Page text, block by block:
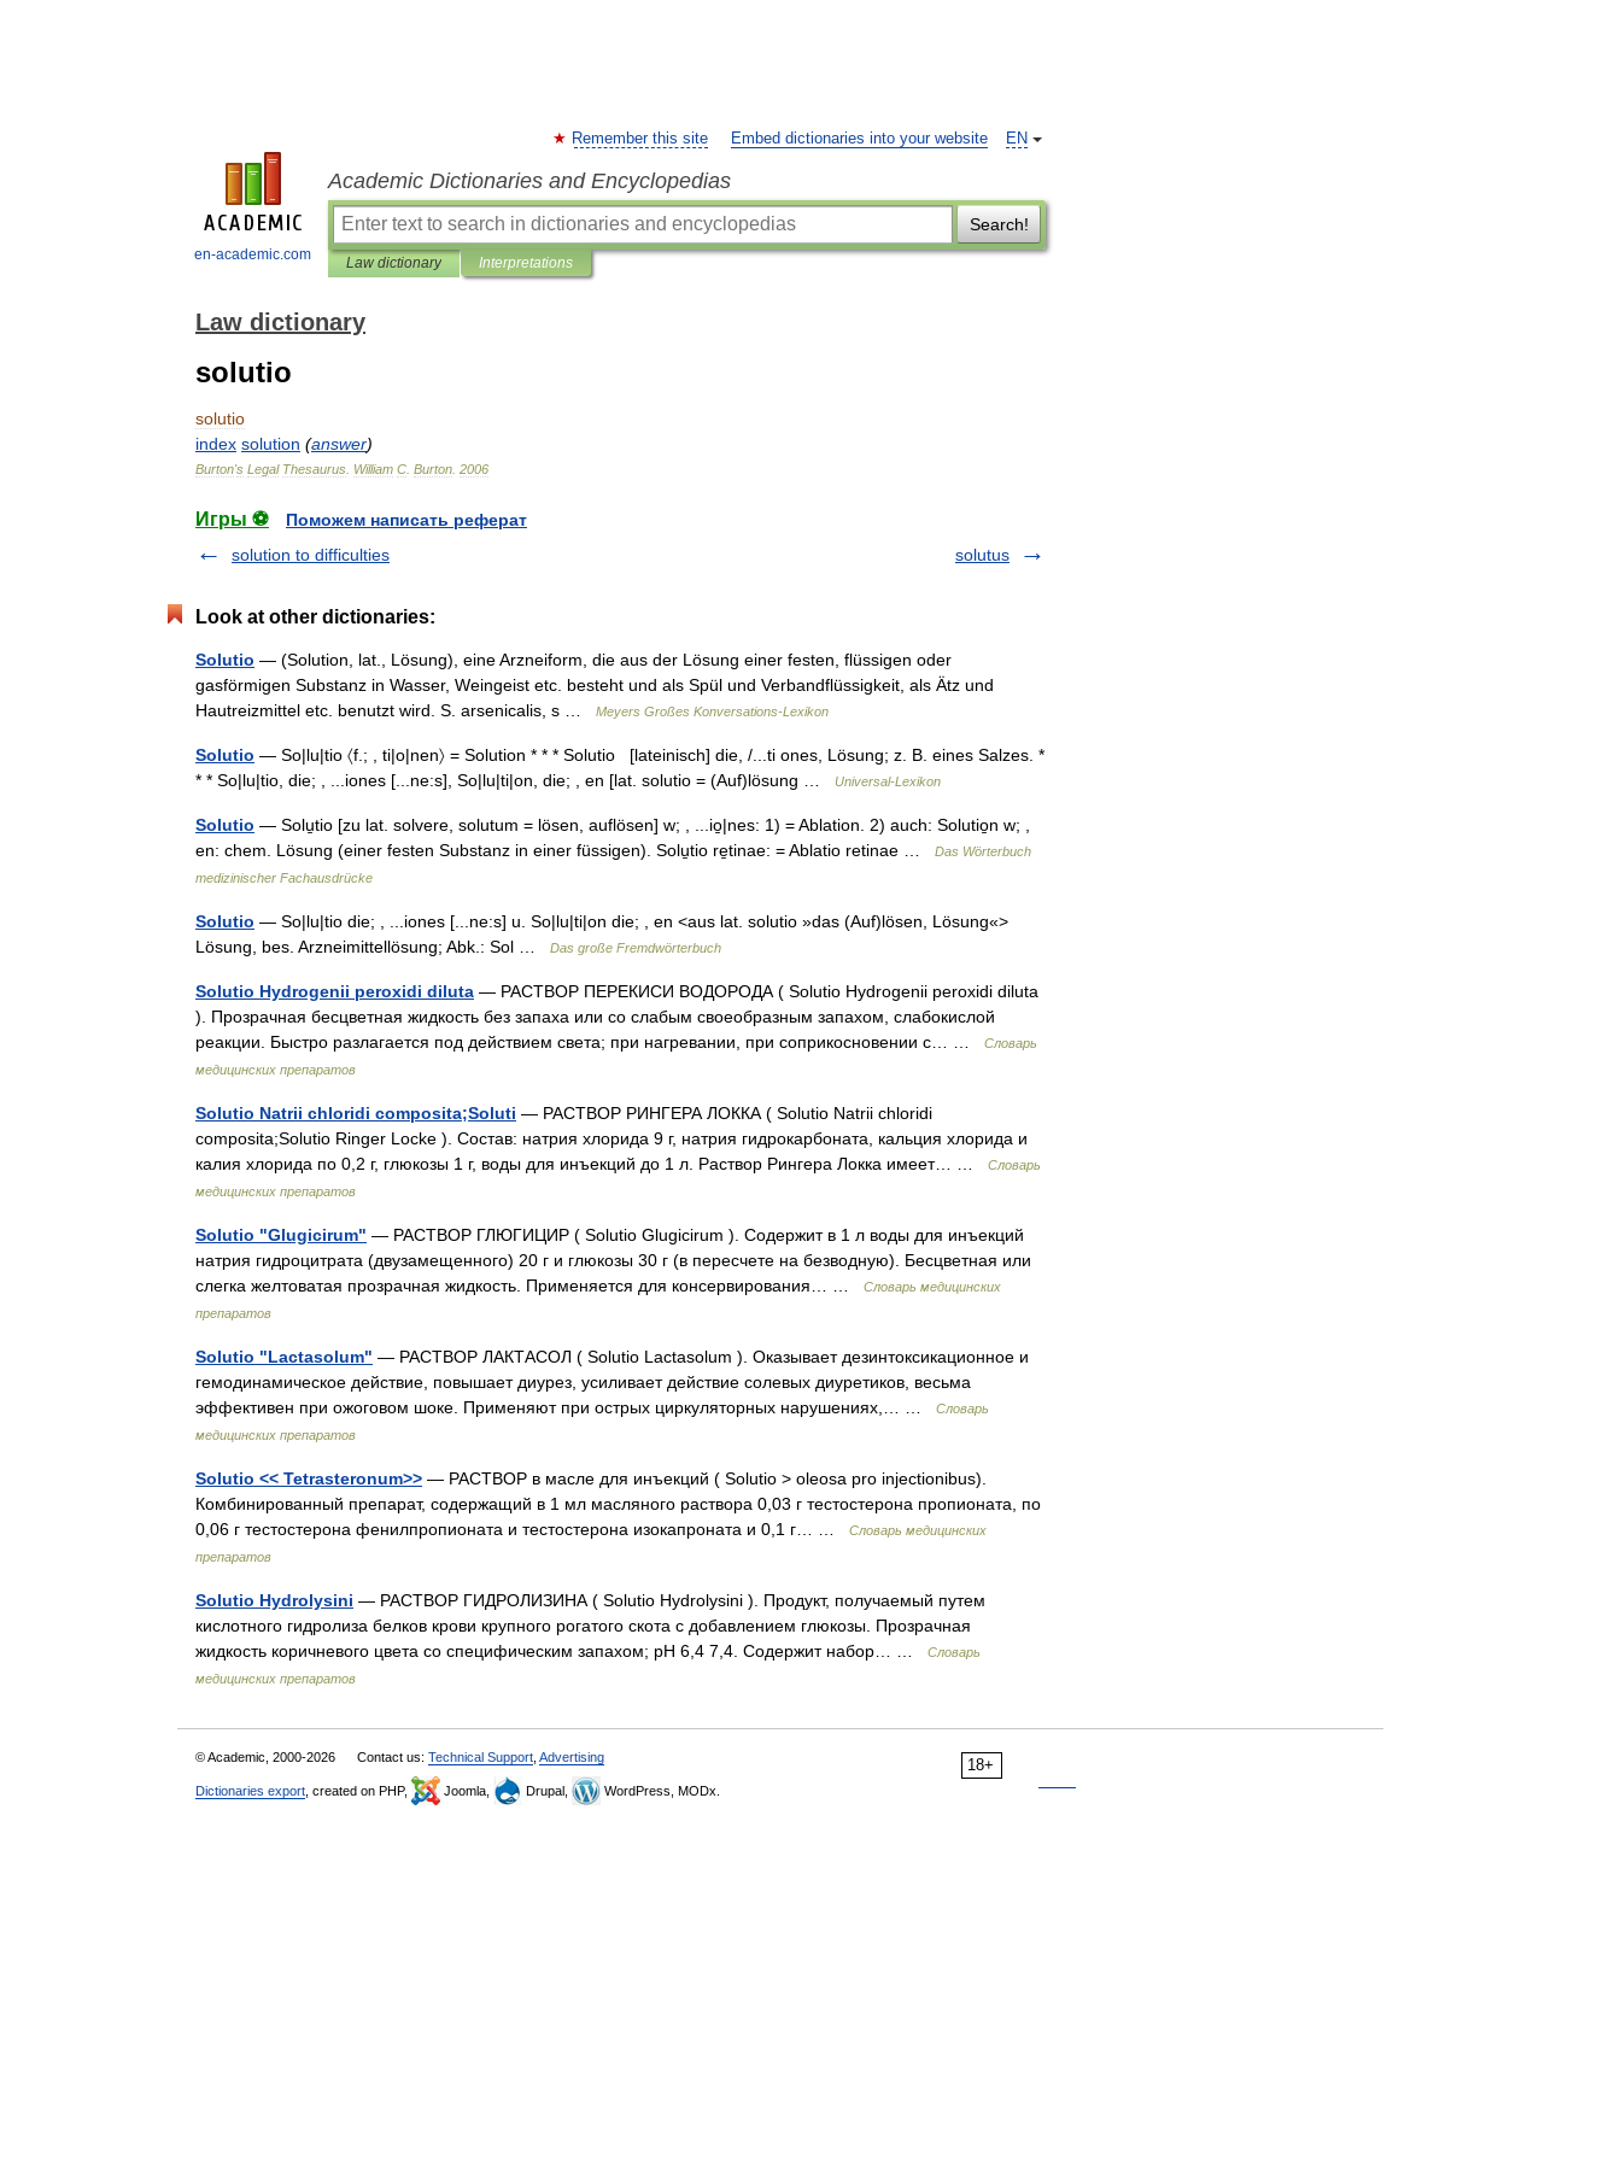
en-academic.com
EN
Remember this site Embed dictionaries into your website
Academic Dictionaries and Encyclopedias
Search!
Law dictionary Interpretations
Law dictionary
solutio
solutio
index solution (answer)
Burton's Legal Thesaurus William C Burton 2006
Игры ⚽
Поможем написать реферат
solution to difficulties
solutus
Look at other dictionaries:
Solutio — (Solution, lat., Lösung), eine Arzneiform, die aus der Lösung einer festen, flüssigen oder
gasförmigen Substanz in Wasser, Weingeist etc. besteht und als Spül und Verbandflüssigkeit, als Ätz und
Hautreizmittel etc. benutzt wird. S. arsenicalis, s …
Meyers Großes Konversations-Lexikon
Solutio — So|lu|tio 〈f.; , ti|o|nen〉 = Solution * * * Solutio [lateinisch] die, /...ti ones, Lösung; z. B. eines Salzes. *
* * So|lu|tio, die; , ...iones [...ne:s], So|lu|ti|on, die; , en [lat. solutio = (Auf)lösung …
Universal-Lexikon
Solutio — Solu̱tio [zu lat. solvere, solutum = lösen, auflösen] w; , ...io̱|nes: 1) = Ablation. 2) auch: Solutio̱n w; ,
en: chem. Lösung (einer festen Substanz in einer füssigen). Solu̱tio re̱tinae: = Ablatio retinae …
Das Wörterbuch
medizinischer Fachausdrücke
Solutio — So|lu|tio die; , ...iones [...ne:s] u. So|lu|ti|on die; , en <aus lat. solutio »das (Auf)lösen, Lösung«>
Lösung, bes. Arzneimittellösung; Abk.: Sol …
Das große Fremdwörterbuch
Solutio Hydrogenii peroxidi diluta — РАСТВОР ПЕРЕКИСИ ВОДОРОДА ( Solutio Нуdrogenii реroxidi diluta
). Прозрачная бесцветная жидкость без запаха или со слабым своеобразным запахом, слабокислой
реакции. Быстро разлагается под действием света; при нагревании, при соприкосновении с… …
Словарь
медицинских препаратов
Solutio Natrii chloridi composita;Soluti — РАСТВОР РИНГЕРА ЛОККА ( Solutio Natrii chloridi
composita;Solutio Ringer Locke ). Состав: натрия хлорида 9 г, натрия гидрокарбоната, кальция хлорида и
калия хлорида по 0,2 г, глюкозы 1 г, воды для инъекций до 1 л. Раствор Рингера Локка имеет… …
Словарь
медицинских препаратов
Solutio "Glugicirum" — РАСТВОР ГЛЮГИЦИР ( Solutio Glugicirum ). Содержит в 1 л воды для инъекций
натрия гидроцитрата (двузамещенного) 20 г и глюкозы 30 г (в пересчете на безводную). Бесцветная или
слегка желтоватая прозрачная жидкость. Применяется для консервирования… …
Словарь медицинских
препаратов
Solutio "Lactasolum" — РАСТВОР ЛАКТАСОЛ ( Solutio Lactasolum ). Оказывает дезинтоксикационное и
гемодинамическое действие, повышает диурез, усиливает действие солевых диуретиков, весьма
эффективен при ожоговом шоке. Применяют при острых циркуляторных нарушениях,… …
Словарь
медицинских препаратов
Solutio << Tetrasteronum>> — РАСТВОР в масле для инъекций ( Solutio > oleosa pro injectionibus).
Комбинированный препарат, содержащий в 1 мл масляного раствора 0,03 г тестостерона пропионата, по
0,06 г тестостерона фенилпропионата и тестостерона изокапроната и 0,1 г… …
Словарь медицинских
препаратов
Solutio Hydrolysini — РАСТВОР ГИДРОЛИЗИНА ( Solutio Hydrolysini ). Продукт, получаемый путем
кислотного гидролиза белков крови крупного рогатого скота с добавлением глюкозы. Прозрачная
жидкость коричневого цвета со специфическим запахом; рН 6,4 7,4. Содержит набор… …
Словарь
медицинских препаратов
18+
© Academic, 2000-2026 Contact us: Technical Support Advertising
Dictionaries export , created on PHP, Joomla, Drupal, WordPress, MODx.